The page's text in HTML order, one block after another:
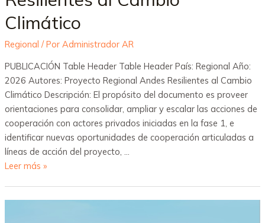
Climático
Regional / Por Administrador AR
PUBLICACIÓN Table Header Table Header País: Regional Año:
2026 Autores: Proyecto Regional Andes Resilientes al Cambio
Climático Descripción: El propósito del documento es proveer
orientaciones para consolidar, ampliar y escalar las acciones de
cooperación con actores privados iniciadas en la fase 1, e
identificar nuevas oportunidades de cooperación articuladas a
líneas de acción del proyecto, …
Leer más »